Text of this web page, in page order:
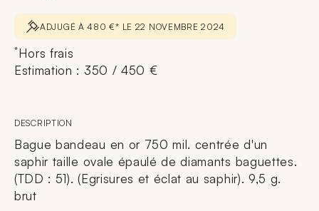
ADJUGÉ À 480 €* LE 22 NOVEMBRE 2024
*Hors frais
Estimation : 350 / 450 €
DESCRIPTION
Bague bandeau en or 750 mil. centrée d'un
saphir taille ovale épaulé de diamants baguettes.
(TDD : 51). (Egrisures et éclat au saphir). 9,5 g.
brut